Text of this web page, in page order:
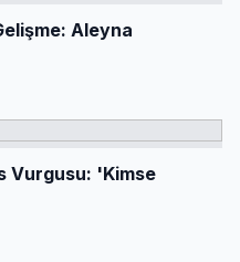
Aleyna
Vurgusu: 'Kimse